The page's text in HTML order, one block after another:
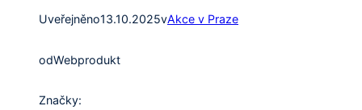
Uveřejněno13.10.2025vAkce v Praze
odWebprodukt
Značky: